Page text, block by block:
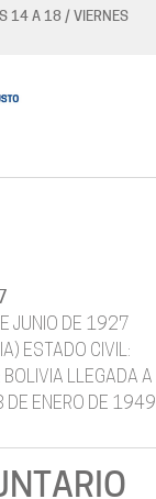
14 A 18 / VIERNES
JUNIO DE 1927
ESTADO CIVIL:
BOLIVIA LLEGADA A
DE ENERO DE 1949